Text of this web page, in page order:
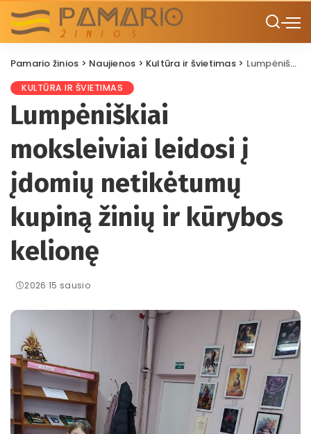
Pamario žinios > Naujienos > Kultūra ir švietimas> Lumpėniškiai moksleiviai leidosi į įdomių netikėtumų kupiną žinių ir kūrybos kelionę
KULTŪRA IR ŠVIETIMAS
Lumpėniškiai
moksleiviai leidosi į
įdomių netikėtumų
kupiną žinių ir kūrybos
kelionę
2026 15 sausio